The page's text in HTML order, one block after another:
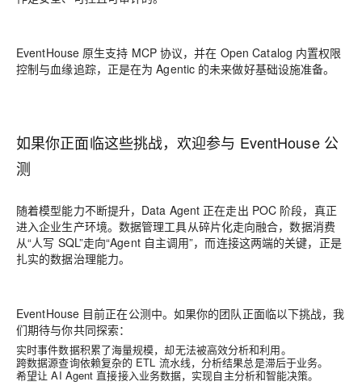
EventHouse 原生支持 MCP 协议，并在 Open Catalog 内置权限
控制与血缘追踪，正是在为 Agentic 的未来做好基础设施准备。
如果你正面临这些挑战，欢迎参与 EventHouse 公
测
随着模型能力不断提升，Data Agent 正在走出 POC 阶段，真正
进入企业生产环境。数据管理工具从碎片化走向融合，数据消费
从“人写 SQL”走向“Agent 自主调用”，而连接这两端的关键，正是
扎实的数据治理能力。
EventHouse 目前正在公测中。如果你的团队正面临以下挑战，我
们期待与你共同探索：
实时事件数据积累了海量规模，却无法被高效分析和利用。
跨数据源查询依赖复杂的 ETL 流水线，分析结果总是滞后于业务。
希望让 AI Agent 直接接入业务数据，实现自主分析和智能决策。